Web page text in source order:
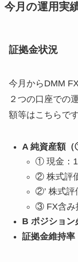
今月の運用実
証拠金状況
今月からDMM
２つの口座での
額等はこちらです
A 純資産額
① 現金：
② 株式評
②’ 株式評
③ FX含み
B ポジション
証拠金維持